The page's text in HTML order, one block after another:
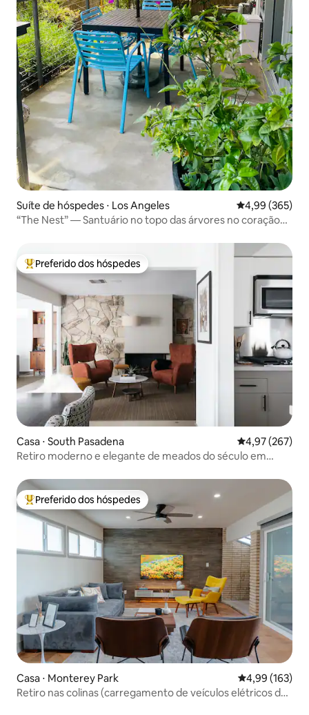
Suíte de hóspedes ⋅ Los Angeles 4,99 de uma
4,99 (365)
“The Nest” — Santuário no topo das árvores no coração
Entre os melhores preferidos dos hóspedes
Preferido dos hóspedes
Casa ⋅ South Pasadena 4,97 de uma
4,97 (267)
Retiro moderno e elegante de meados do século em
Entre os melhores preferidos dos hóspedes
Preferido dos hóspedes
Casa ⋅ Monterey Park 4,99 de uma
4,99 (163)
Retiro nas colinas (carregamento de veículos elétricos de